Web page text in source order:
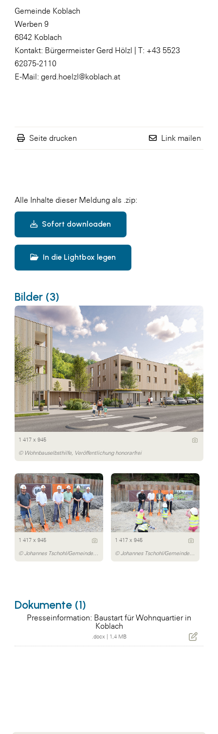
Gemeinde Koblach
Werben 9
6842 Koblach
Kontakt: Bürgermeister Gerd Hölzl | T: +43 5523
62875-2110
E-Mail: gerd.hoelzl@koblach.at
Seite drucken Link mailen
Alle Inhalte dieser Meldung als .zip:
Sofort downloaden
In die Lightbox legen
Bilder (3)
1 417 x 945
© Wohnbauselbsthilfe, Veröffentlichung honorarfrei
1 417 x 945 1 417 x 945
© Johannes Tschohl/Gemeinde Koblach, Veröffentlichung honorarfrei
Dokumente (1)
Presseinformation: Baustart für Wohnquartier in
Koblach
.docx 1,4 MB